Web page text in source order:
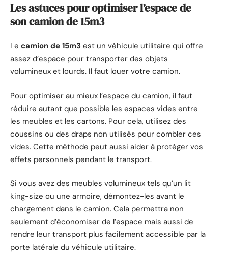
Les astuces pour optimiser l’espace de
son camion de 15m3
Le camion de 15m3 est un véhicule utilitaire qui offre
assez d’espace pour transporter des objets
volumineux et lourds. Il faut louer votre camion.
Pour optimiser au mieux l’espace du camion, il faut
réduire autant que possible les espaces vides entre
les meubles et les cartons. Pour cela, utilisez des
coussins ou des draps non utilisés pour combler ces
vides. Cette méthode peut aussi aider à protéger vos
effets personnels pendant le transport.
Si vous avez des meubles volumineux tels qu’un lit
king-size ou une armoire, démontez-les avant le
chargement dans le camion. Cela permettra non
seulement d’économiser de l’espace mais aussi de
rendre leur transport plus facilement accessible par la
porte latérale du véhicule utilitaire.